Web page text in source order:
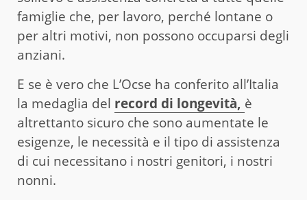
famiglie che, per lavoro, perché lontane o
per altri motivi, non possono occuparsi degli
anziani.
E se è vero che L’Ocse ha conferito all’Italia
la medaglia del record di longevità, è
altrettanto sicuro che sono aumentate le
esigenze, le necessità e il tipo di assistenza
di cui necessitano i nostri genitori, i nostri
nonni.